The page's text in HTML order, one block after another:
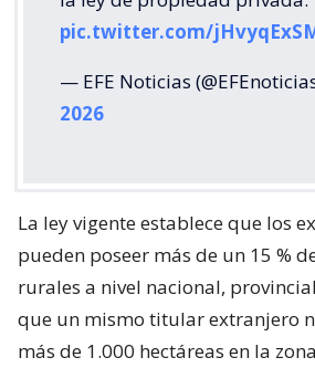
pic.twitter.com/
— EFE Noticias
2026
La ley vigente establece que los
pueden poseer más de un 15 %
rurales a nivel nacional,
que un mismo titular extranjero
más de 1.000 hectáreas en la